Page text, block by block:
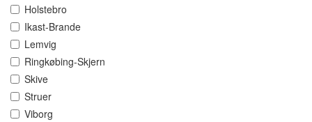
Holstebro
Ikast-Brande
Lemvig
Ringkøbing-Skjern
Skive
Struer
Viborg